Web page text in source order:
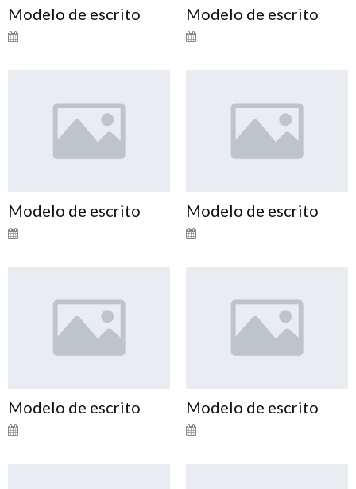
Modelo de escrito Modelo de escrito
Modelo de escrito Modelo de escrito
Modelo de escrito Modelo de escrito